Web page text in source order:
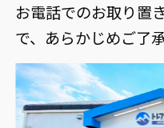
お電話でのお取り置
で、あらかじめご了